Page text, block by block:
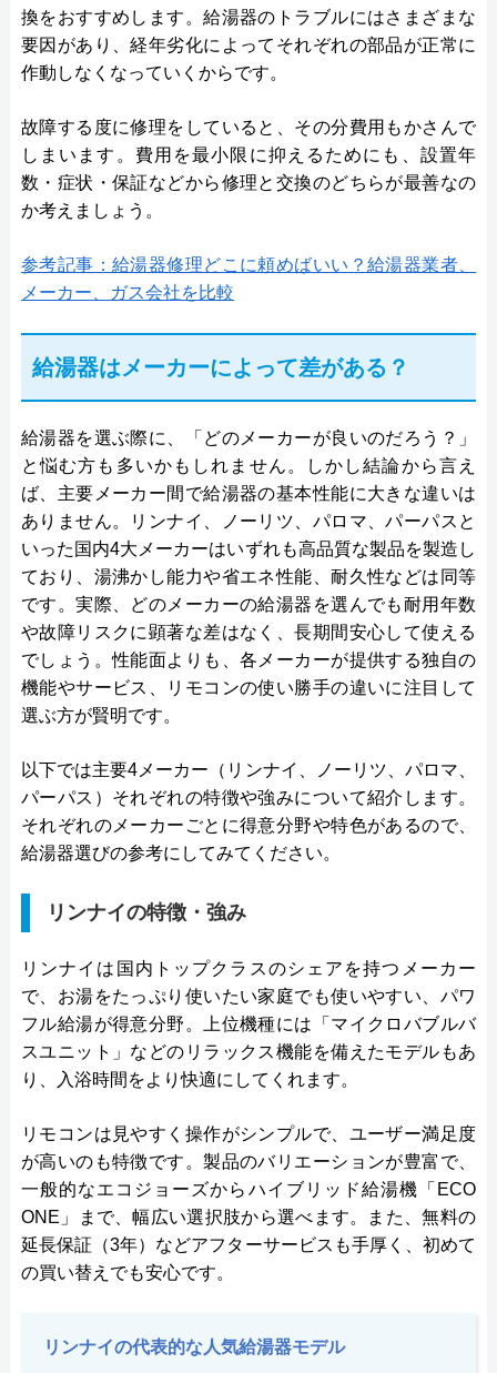
換をおすすめします。給湯器のトラブルにはさまざまな
要因があり、経年劣化によってそれぞれの部品が正常に
作動しなくなっていくからです。
故障する度に修理をしていると、その分費用もかさんで
しまいます。費用を最小限に抑えるためにも、設置年
数・症状・保証などから修理と交換のどちらが最善なの
か考えましょう。
参考記事：給湯器修理どこに頼めばいい？給湯器業者、
メーカー、ガス会社を比較
給湯器はメーカーによって差がある？
給湯器を選ぶ際に、「どのメーカーが良いのだろう？」
と悩む方も多いかもしれません。しかし結論から言え
ば、主要メーカー間で給湯器の基本性能に大きな違いは
ありません。リンナイ、ノーリツ、パロマ、パーパスと
いった国内4大メーカーはいずれも高品質な製品を製造し
ており、湯沸かし能力や省エネ性能、耐久性などは同等
です。実際、どのメーカーの給湯器を選んでも耐用年数
や故障リスクに顕著な差はなく、長期間安心して使える
でしょう。性能面よりも、各メーカーが提供する独自の
機能やサービス、リモコンの使い勝手の違いに注目して
選ぶ方が賢明です。
以下では主要4メーカー（リンナイ、ノーリツ、パロマ、
パーパス）それぞれの特徴や強みについて紹介します。
それぞれのメーカーごとに得意分野や特色があるので、
給湯器選びの参考にしてみてください。
リンナイの特徴・強み
リンナイは国内トップクラスのシェアを持つメーカー
で、お湯をたっぷり使いたい家庭でも使いやすい、パワ
フル給湯が得意分野。上位機種には「マイクロバブルバ
スユニット」などのリラックス機能を備えたモデルもあ
り、入浴時間をより快適にしてくれます。
リモコンは見やすく操作がシンプルで、ユーザー満足度
が高いのも特徴です。製品のバリエーションが豊富で、
一般的なエコジョーズからハイブリッド給湯機「ECO
ONE」まで、幅広い選択肢から選べます。また、無料の
延長保証（3年）などアフターサービスも手厚く、初めて
の買い替えでも安心です。
リンナイの代表的な人気給湯器モデル